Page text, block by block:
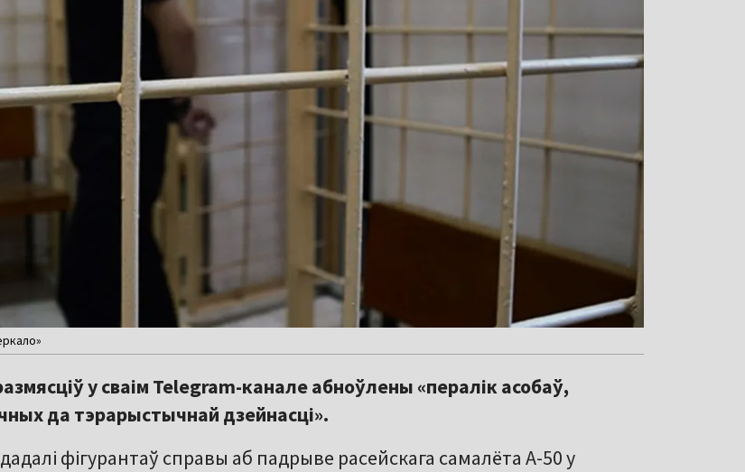
у сваім Telegram-канале абноўлены «пералік асобаў,
да тэрарыстычнай дзейнасці».
дадалі фігурантаў справы аб падрыве расейскага самалёта А-50 у